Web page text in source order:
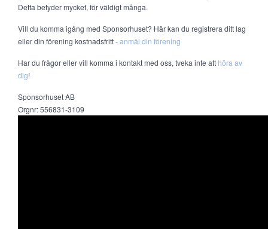
Detta betyder mycket, för väldigt många.
Vill du komma igång med Sponsorhuset? Här kan du registrera ditt lag
eller din förening kostnadsfritt -anmäl din förening
Har du frågor eller vill komma i kontakt med oss, tveka inte att höra av
dig!
Sponsorhuset AB
Orgnr: 556831-3109